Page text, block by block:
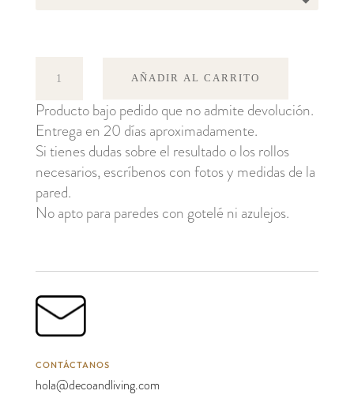
AÑADIR AL CARRITO
Producto bajo pedido que no admite devolución.
Entrega en 20 días aproximadamente.
Si tienes dudas sobre el resultado o los rollos
necesarios, escríbenos con fotos y medidas de la
pared.
No apto para paredes con gotelé ni azulejos.
CONTÁCTANOS
hola@decoandliving.com